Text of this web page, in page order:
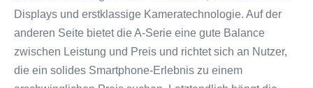
Displays und erstklassige Kameratechnologie. Auf der
anderen Seite bietet die A-Serie eine gute Balance
zwischen Leistung und Preis und richtet sich an Nutzer,
die ein solides Smartphone-Erlebnis zu einem